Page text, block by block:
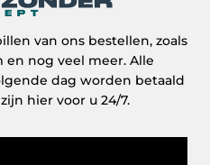
van ons bestellen, zoals
en nog veel meer. Alle
dag worden betaald
hier voor u 24/7.